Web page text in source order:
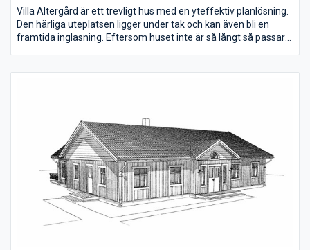
Villa Altergård är ett trevligt hus med en yteffektiv planlösning.
Den härliga uteplatsen ligger under tak och kan även bli en
framtida inglasning. Eftersom huset inte är så långt så passar
väldisponerat med bra arbetsytor och en trevlig köksö.
Terrassdörren från köket gör det enkelt då man ska bära ut
mat till uteplatsen.